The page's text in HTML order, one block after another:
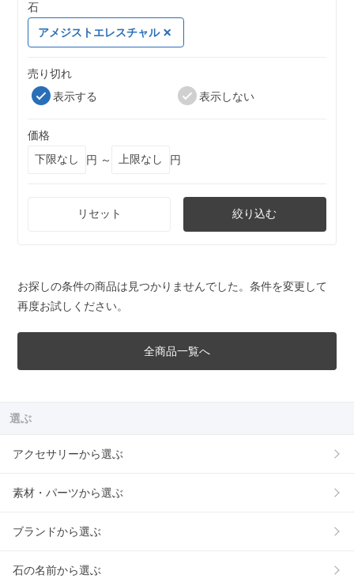
石
アメジストエレスチャル
売り切れ
表示する
表示しない
価格
円 ～
円
リセット 絞り込む
お探しの条件の商品は見つかりませんでした。条件を変更して
再度お試しください。
全商品一覧へ
選ぶ
アクセサリーから選ぶ
素材・パーツから選ぶ
ブランドから選ぶ
石の名前から選ぶ